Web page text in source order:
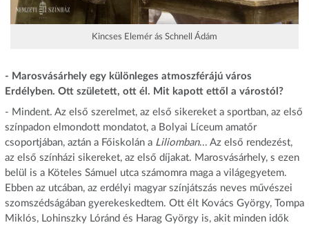
Kincses Elemér ás Schnell Ádám
- Marosvásárhely egy különleges atmoszférájú város
Erdélyben. Ott született, ott él. Mit kapott ettől a várostól?
- Mindent. Az első szerelmet, az első sikereket a sportban, az első
színpadon elmondott mondatot, a Bolyai Líceum amatőr
csoportjában, aztán a Főiskolán a Liliomban... Az első rendezést,
az első színházi sikereket, az első díjakat. Marosvásárhely, s ezen
belül is a Köteles Sámuel utca számomra maga a világegyetem.
Ebben az utcában, az erdélyi magyar színjátszás neves művészei
szomszédságában gyerekeskedtem. Ott élt Kovács György, Tompa
Miklós, Lohinszky Lóránd és Harag György is, akit minden idők